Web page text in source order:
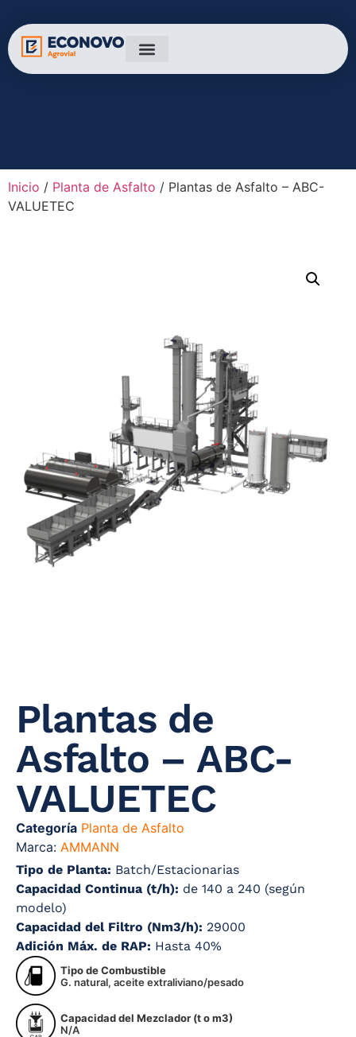
Inicio / Planta de Asfalto / Plantas de Asfalto – ABC-
VALUETEC
Plantas de
Asfalto – ABC-
VALUETEC
Categoría Planta de Asfalto
Marca: AMMANN
Tipo de Planta: Batch/Estacionarias
Capacidad Continua (t/h): de 140 a 240 (según
modelo)
Capacidad del Filtro (Nm3/h): 29000
Adición Máx. de RAP: Hasta 40%
Tipo de Combustible
G. natural, aceite extraliviano/pesado
Capacidad del Mezclador (t o m3)
N/A